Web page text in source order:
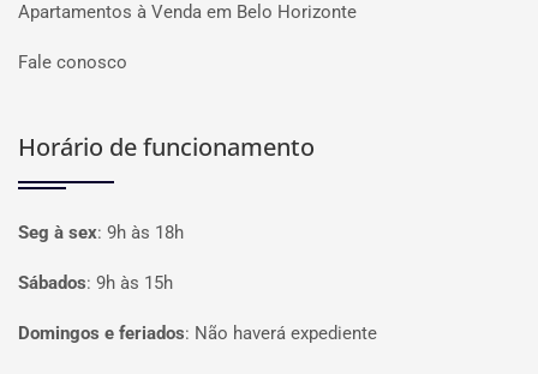
Apartamentos à Venda em Belo Horizonte
Fale conosco
Horário de funcionamento
Seg à sex: 9h às 18h
Sábados: 9h às 15h
Domingos e feriados: Não haverá expediente